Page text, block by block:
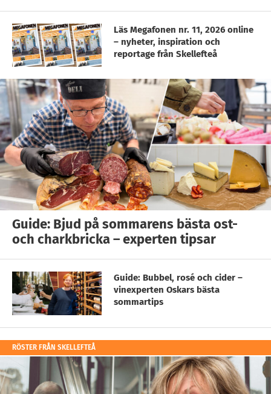
Läs Megafonen nr. 11, 2026 online
– nyheter, inspiration och
reportage från Skellefteå
Guide: Bjud på sommarens bästa ost-
och charkbricka – experten tipsar
Guide: Bubbel, rosé och cider –
vinexperten Oskars bästa
sommartips
RÖSTER FRÅN SKELLEFTEÅ